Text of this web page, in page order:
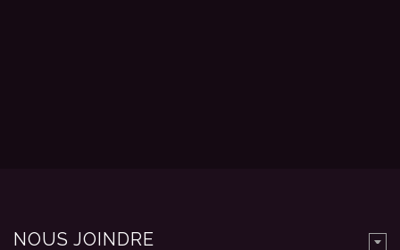
NOUS JOINDRE